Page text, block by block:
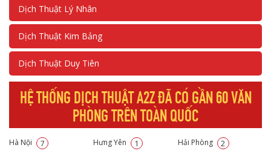
Dịch Thuật Lý Nhân
Dịch Thuật Kim Bảng
Dịch Thuật Duy Tiên
HỆ THỐNG DỊCH THUẬT A2Z ĐÃ CÓ GẦN 60 VĂN
PHÒNG TRÊN TOÀN QUỐC
Hà Nội 7 Hưng Yên 1 Hải Phòng 2